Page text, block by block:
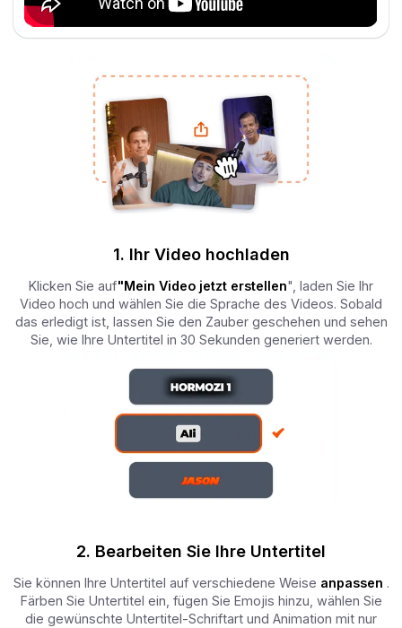
1. Ihr Video hochladen
Klicken Sie auf"Mein Video jetzt erstellen", laden Sie Ihr
Video hoch und wählen Sie die Sprache des Videos. Sobald
das erledigt ist, lassen Sie den Zauber geschehen und sehen
Sie, wie Ihre Untertitel in 30 Sekunden generiert werden.
2. Bearbeiten Sie Ihre Untertitel
Sie können Ihre Untertitel auf verschiedene Weise anpassen .
Färben Sie Untertitel ein, fügen Sie Emojis hinzu, wählen Sie
die gewünschte Untertitel-Schriftart und Animation mit nur